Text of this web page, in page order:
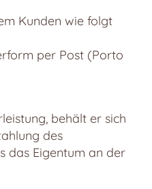
Kunden wie folgt
per Post (Porto
behält er sich
des
das Eigentum an der